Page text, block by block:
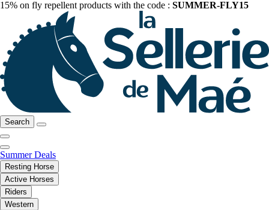
15% on fly repellent products with the code : SUMMER-FLY15
Search
Summer Deals
Resting Horse
Active Horses
Riders
Western